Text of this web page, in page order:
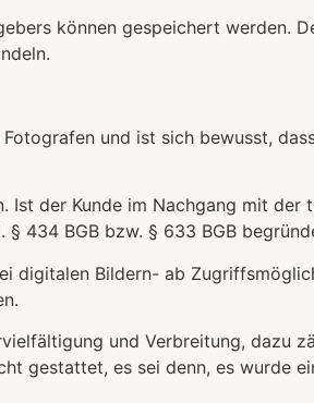
können gespeichert werden.
und ist sich bewusst,
der Kunde im Nachgang mit der
434 BGB bzw. § 633 BGB
digitalen Bildern- ab
und Verbreitung, dazu
gestattet, es sei denn, es wurde